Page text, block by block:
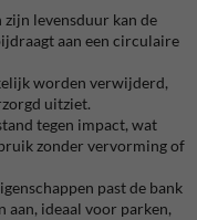
zijn levensduur kan de
aan een circulaire
worden verwijderd,
uitziet.
tegen impact, wat
zonder vervorming of
past de bank
aan, ideaal voor parken,